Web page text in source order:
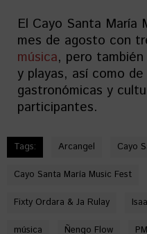
El Cayo Santa María
mes de agosto con
música, pero
y playas, así como
gastronómicas y
participantes.
Tags: Arcangel Cayo
Cayo Santa María Music Fest
Fixty Ordara & Ja Rulay
música Ñengo Flow